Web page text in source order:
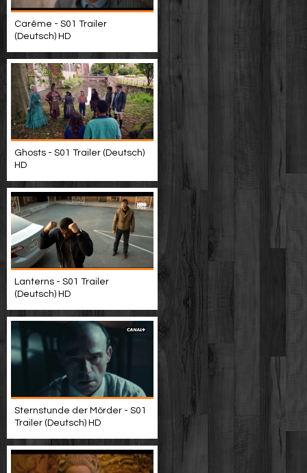
Carême - S01 Trailer
(Deutsch) HD
Ghosts - S01 Trailer (Deutsch)
HD
Lanterns - S01 Trailer
(Deutsch) HD
Sternstunde der Mörder - S01
Trailer (Deutsch) HD